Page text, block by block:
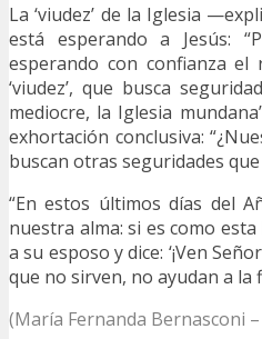
La ‘viudez’ de la Iglesia
está esperando a Jesús:
esperando con confianza
‘viudez’, que busca
mediocre, la Iglesia
exhortación conclusiva:
buscan otras seguridades
“En estos últimos días del
nuestra alma: si es como
a su esposo y dice: ‘¡Ven
que no sirven, no ayudan a la
(María Fernanda Bernasconi –